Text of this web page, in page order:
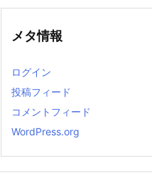
メタ情報
ログイン
投稿フィード
コメントフィード
WordPress.org